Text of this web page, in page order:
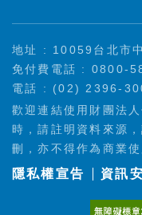
地址 : 10059台北市
免付費電話 : 0800-
電話 : (02) 2396-
歡迎連結使用財團法
時，請註明資料來源
刪，亦不得作為商業使
隱私權宣告 資訊